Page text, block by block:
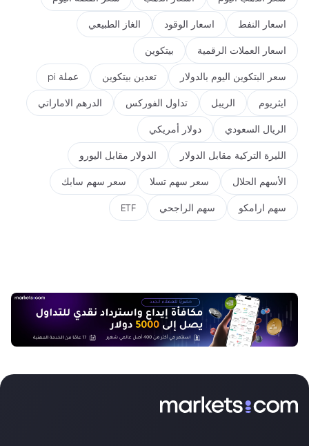
اسعار النفط اسعار الوقود الغاز الطبيعي
اسعار العملات الرقمية بيتكوين
سعر البتكوين اليوم بالدولار تعدين بيتكوين عملة pi
ايثريوم الريبل تداول الفوركس الدرهم الاماراتي
الريال السعودي دولار أمريكي
الليرة التركية مقابل الدولار الدولار مقابل اليورو
الأسهم الحلال سعر سهم تسلا سعر سهم سابك
سهم ارامكو سهم الراجحي ETF